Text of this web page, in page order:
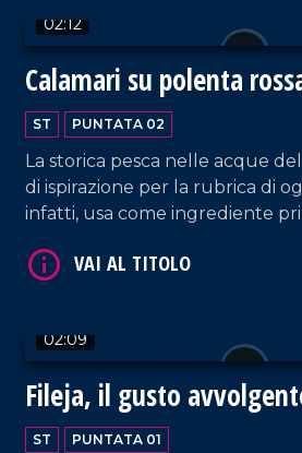
02:12
Calamari su polenta
ST PUNTATA 02
La storica pesca nelle acque
di ispirazione per la rubrica di
infatti, usa come ingrediente
02:09
Fileja, il gusto
ST PUNTATA 01